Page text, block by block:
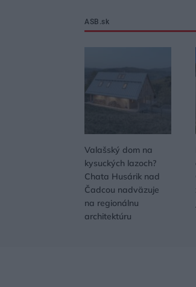
ASB.sk
Valašský dom na
kysuckých lazoch?
Chata Husárik nad
Čadcou nadväzuje
na regionálnu
architektúru